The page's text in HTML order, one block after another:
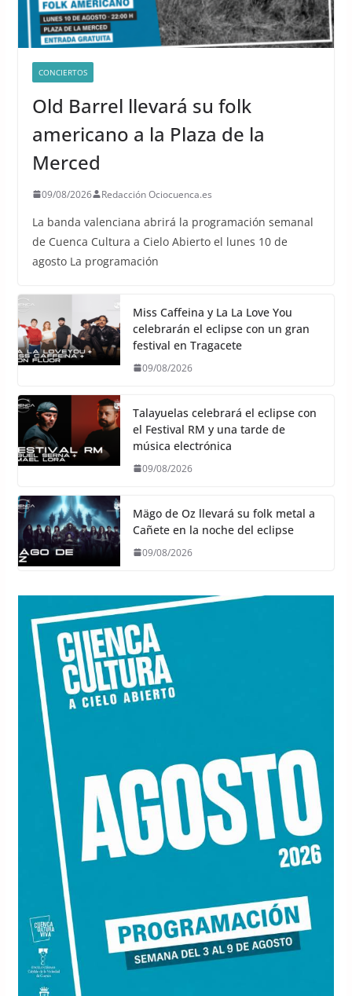
CONCIERTOS
Old Barrel llevará su folk
americano a la Plaza de la
Merced
09/08/2026 Redacción Ociocuenca.es
La banda valenciana abrirá la programación semanal
de Cuenca Cultura a Cielo Abierto el lunes 10 de
agosto La programación
Miss Caffeina y La La Love You
celebrarán el eclipse con un gran
festival en Tragacete
09/08/2026
Talayuelas celebrará el eclipse con
el Festival RM y una tarde de
música electrónica
09/08/2026
Mägo de Oz llevará su folk metal a
Cañete en la noche del eclipse
09/08/2026